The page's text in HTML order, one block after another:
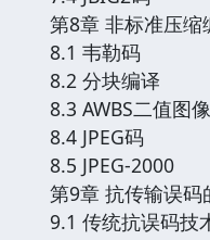
第8章 非标准压缩
8.1 韦勒码
8.2 分块编译
8.3 AWBS二值图
8.4 JPEG码
8.5 JPEG-2000
第9章 抗传输误码
9.1 传统抗误码技